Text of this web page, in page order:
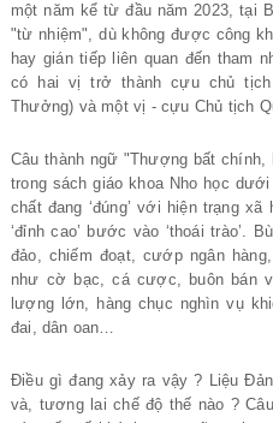
một năm kể từ đầu năm 2023, tại
"từ nhiệm", dù không được công
hay gián tiếp liên quan đến tham
có hai vị trở thành cựu chủ
Thưởng) và một vị - cựu Chủ tịch
Câu thành ngữ "Thượng bất
trong sách giáo khoa Nho học
chất đang ‘đúng’ với hiện trạng
‘đỉnh cao’ bước vào ‘thoái trào’.
đảo, chiếm đoạt, cướp ngân
như cờ bạc, cá cược, buôn bán
lượng lớn, hàng chục nghìn vụ
đai, dân oan…
Điều gì đang xảy ra vậy ? Liệu
và, tương lai chế độ thế nào ?